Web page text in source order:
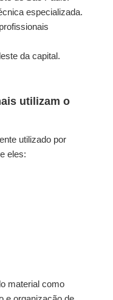
especializada.
da capital.
utilizam o
utilizado por
eles:
material como